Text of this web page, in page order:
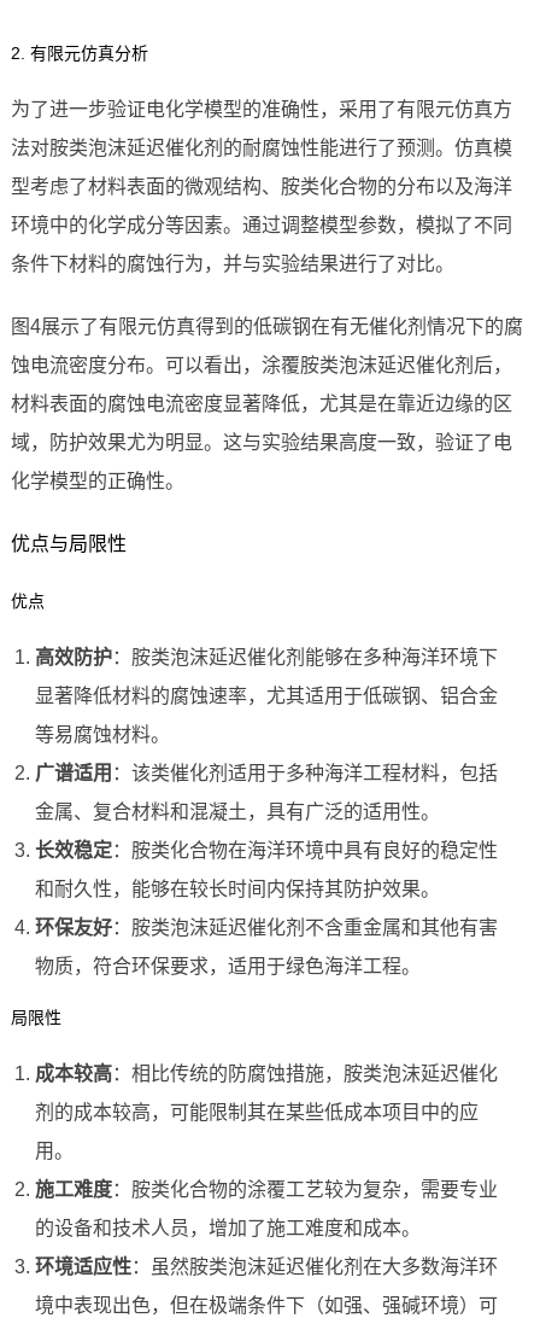
2. 有限元仿真分析
为了进一步验证电化学模型的准确性，采用了有限元仿真方
法对胺类泡沫延迟催化剂的耐腐蚀性能进行了预测。仿真模
型考虑了材料表面的微观结构、胺类化合物的分布以及海洋
环境中的化学成分等因素。通过调整模型参数，模拟了不同
条件下材料的腐蚀行为，并与实验结果进行了对比。
图4展示了有限元仿真得到的低碳钢在有无催化剂情况下的腐
蚀电流密度分布。可以看出，涂覆胺类泡沫延迟催化剂后，
材料表面的腐蚀电流密度显著降低，尤其是在靠近边缘的区
域，防护效果尤为明显。这与实验结果高度一致，验证了电
化学模型的正确性。
优点与局限性
优点
高效防护：胺类泡沫延迟催化剂能够在多种海洋环境下
显著降低材料的腐蚀速率，尤其适用于低碳钢、铝合金
等易腐蚀材料。
广谱适用 ：该类催化剂适用于多种海洋工程材料，包括
金属、复合材料和混凝土，具有广泛的适用性。
长效稳定：胺类化合物在海洋环境中具有良好的稳定性
和耐久性，能够在较长时间内保持其防护效果。
环保友好：胺类泡沫延迟催化剂不含重金属和其他有害
物质，符合环保要求，适用于绿色海洋工程。
局限性
成本较高：相比传统的防腐蚀措施，胺类泡沫延迟催化
剂的成本较高，可能限制其在某些低成本项目中的应
用。
施工难度：胺类化合物的涂覆工艺较为复杂，需要专业
的设备和技术人员，增加了施工难度和成本。
环境适应性：虽然胺类泡沫延迟催化剂在大多数海洋环
境中表现出色，但在极端条件下（如强、强碱环境）可